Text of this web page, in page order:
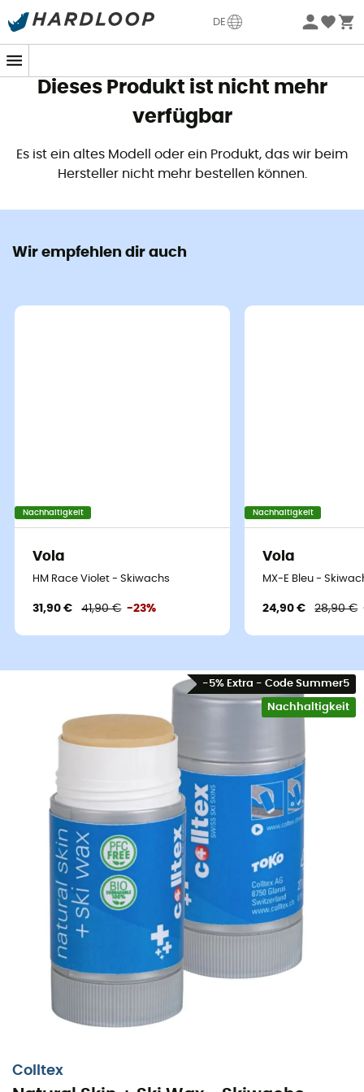
DE
Sommerangebote🔥 -5% EXTRA ab 2 Produkten* Code
Dieses Produkt ist nicht mehr
verfügbar
Es ist ein altes Modell oder ein Produkt, das wir beim
Hersteller nicht mehr bestellen können.
Wir empfehlen dir auch
Nachhaltigkeit
Vola
HM Race Violet - Skiwachs
31,90 € 41,90 € -23%
Nachhaltigkeit
Vola
MX-E Bleu -
24,90 € 28,90 €
-5% Extra - Code Summer5
Nachhaltigkeit
Colltex